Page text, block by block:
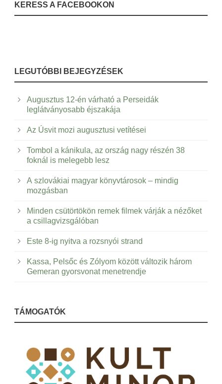
KERESS A FACEBOOKON
LEGUTÓBBI BEJEGYZÉSEK
Augusztus 12-én várható a Perseidák
leglátványosabb éjszakája
Az Úsvit mozi augusztusi vetítései
Tombol a kánikula, az ország nagy részén 38
foknál is melegebb lesz
A szlovákiai magyar könyvtárosok – mindig
mozgásban
Minden csütörtökön remek filmek várják a nézőket
a csillagvizsgálóban
Este 8-ig nyitva a rozsnyói strand
Kassa, Pelsőc és Zólyom között változik három
Gemeran gyorsvonat menetrendje
TÁMOGATÓK